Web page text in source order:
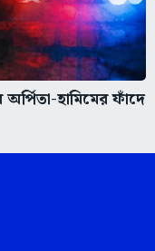
হামিমের ফাঁদে